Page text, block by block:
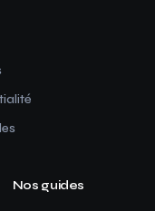
Nos guides